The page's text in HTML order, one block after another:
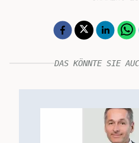
DAS KÖNNTE SIE